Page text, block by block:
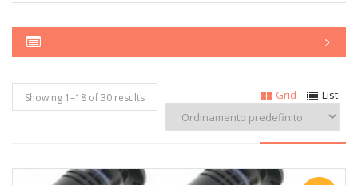
Grid List
Showing 1–18 of 30 results